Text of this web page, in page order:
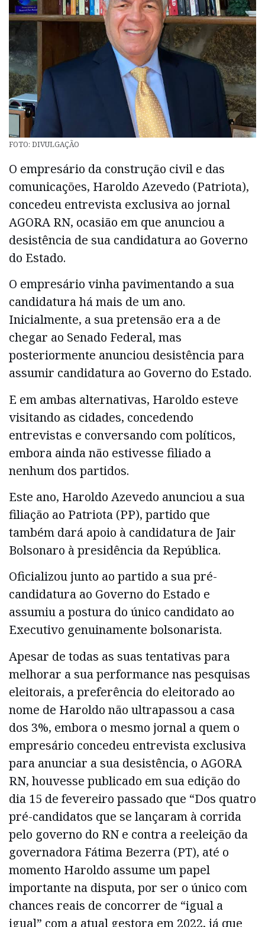
FOTO: DIVULGAÇÃO
O empresário da construção civil e das
comunicações, Haroldo Azevedo (Patriota),
concedeu entrevista exclusiva ao jornal
AGORA RN, ocasião em que anunciou a
desistência de sua candidatura ao Governo
do Estado.
O empresário vinha pavimentando a sua
candidatura há mais de um ano.
Inicialmente, a sua pretensão era a de
chegar ao Senado Federal, mas
posteriormente anunciou desistência para
assumir candidatura ao Governo do Estado.
E em ambas alternativas, Haroldo esteve
visitando as cidades, concedendo
entrevistas e conversando com políticos,
embora ainda não estivesse filiado a
nenhum dos partidos.
Este ano, Haroldo Azevedo anunciou a sua
filiação ao Patriota (PP), partido que
também dará apoio à candidatura de Jair
Bolsonaro à presidência da República.
Oficializou junto ao partido a sua pré-
candidatura ao Governo do Estado e
assumiu a postura do único candidato ao
Executivo genuinamente bolsonarista.
Apesar de todas as suas tentativas para
melhorar a sua performance nas pesquisas
eleitorais, a preferência do eleitorado ao
nome de Haroldo não ultrapassou a casa
dos 3%, embora o mesmo jornal a quem o
empresário concedeu entrevista exclusiva
para anunciar a sua desistência, o AGORA
RN, houvesse publicado em sua edição do
dia 15 de fevereiro passado que “Dos quatro
pré-candidatos que se lançaram à corrida
pelo governo do RN e contra a reeleição da
governadora Fátima Bezerra (PT), até o
momento Haroldo assume um papel
importante na disputa, por ser o único com
chances reais de concorrer de “igual a
igual” com a atual gestora em 2022, já que